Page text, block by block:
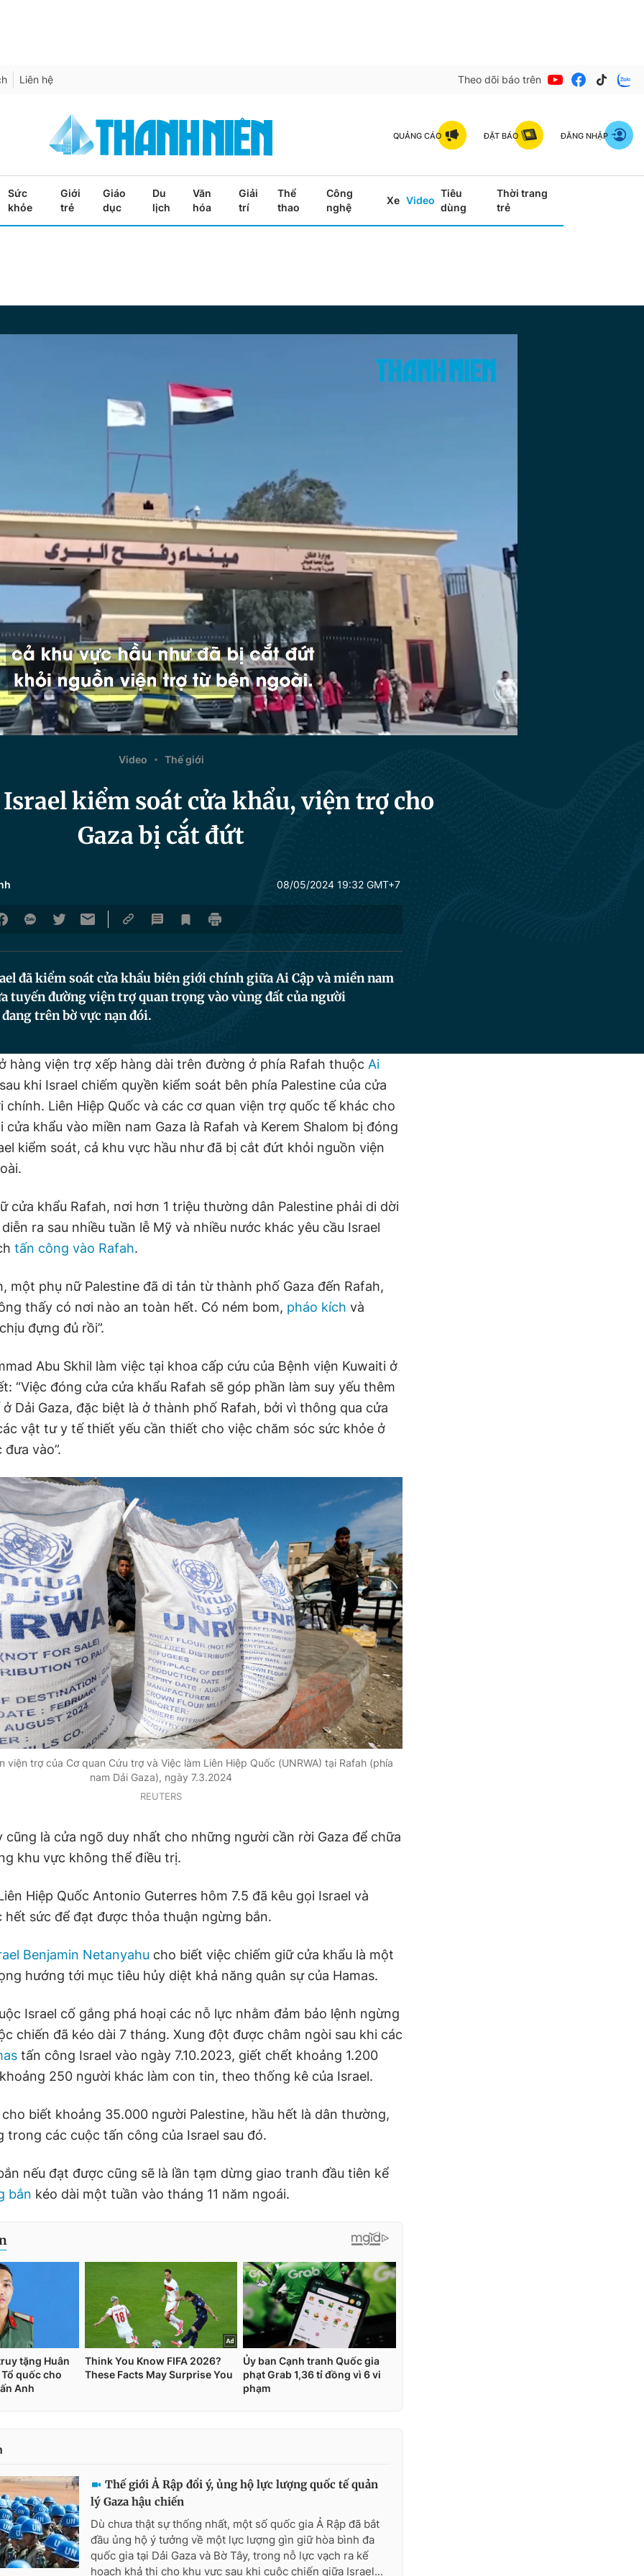
Liên hệ Theo dõi báo trên
QUẢNG CÁO ĐẶT BÁO ĐĂNG NHẬP
Sức
khỏe
Giới
trẻ
Giáo
dục
Du
lịch
Văn
hóa
Giải
trí
Thể
thao
Công
nghệ
Xe Video
Tiêu
dùng
Thời trang
trẻ
Video Thế giới
kiểm soát cửa khẩu, viện trợ cho
Gaza bị cắt đứt
08/05/2024 19:32 GMT+7
đã kiểm soát cửa khẩu biên giới chính giữa Ai Cập và miền nam
tuyến đường viện trợ quan trọng vào vùng đất của người
trên bờ vực nạn đói.
hàng viện trợ xếp hàng dài trên đường ở phía Rafah thuộc Ai
khi Israel chiếm quyền kiểm soát bên phía Palestine của cửa
chính. Liên Hiệp Quốc và các cơ quan viện trợ quốc tế khác cho
cửa khẩu vào miền nam Gaza là Rafah và Kerem Shalom bị đóng
kiểm soát, cả khu vực hầu như đã bị cắt đứt khỏi nguồn viện
cửa khẩu Rafah, nơi hơn 1 triệu thường dân Palestine phải di dời
ra sau nhiều tuần lễ Mỹ và nhiều nước khác yêu cầu Israel
tấn công vào Rafah.
một phụ nữ Palestine đã di tản từ thành phố Gaza đến Rafah,
thấy có nơi nào an toàn hết. Có ném bom, pháo kích và
đựng đủ rồi”.
Abu Skhil làm việc tại khoa cấp cứu của Bệnh viện Kuwaiti ở
“Việc đóng cửa cửa khẩu Rafah sẽ góp phần làm suy yếu thêm
ở Dải Gaza, đặc biệt là ở thành phố Rafah, bởi vì thông qua cửa
vật tư y tế thiết yếu cần thiết cho việc chăm sóc sức khỏe ở
vào”.
viện trợ của Cơ quan Cứu trợ và Việc làm Liên Hiệp Quốc (UNRWA) tại Rafah (phía
nam Dải Gaza), ngày 7.3.2024
REUTERS
cũng là cửa ngõ duy nhất cho những người cần rời Gaza để chữa
khu vực không thể điều trị.
Hiệp Quốc Antonio Guterres hôm 7.5 đã kêu gọi Israel và
hết sức để đạt được thỏa thuận ngừng bắn.
Benjamin Netanyahu cho biết việc chiếm giữ cửa khẩu là một
hướng tới mục tiêu hủy diệt khả năng quân sự của Hamas.
Israel cố gắng phá hoại các nỗ lực nhằm đảm bảo lệnh ngừng
chiến đã kéo dài 7 tháng. Xung đột được châm ngòi sau khi các
tấn công Israel vào ngày 7.10.2023, giết chết khoảng 1.200
250 người khác làm con tin, theo thống kê của Israel.
cho biết khoảng 35.000 người Palestine, hầu hết là dân thường,
trong các cuộc tấn công của Israel sau đó.
nếu đạt được cũng sẽ là lần tạm dừng giao tranh đầu tiên kể
bắn kéo dài một tuần vào tháng 11 năm ngoái.
Thế giới Ả Rập đổi ý, ủng hộ lực lượng quốc tế quản
lý Gaza hậu chiến
Dù chưa thật sự thống nhất, một số quốc gia Ả Rập đã bắt
đầu ủng hộ ý tưởng về một lực lượng gìn giữ hòa bình đa
quốc gia tại Dải Gaza và Bờ Tây, trong nỗ lực vạch ra kế
hoạch khả thi cho khu vực sau khi cuộc chiến giữa Israel...